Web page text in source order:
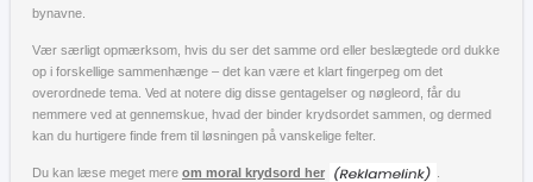
bynavne.
Vær særligt opmærksom, hvis du ser det samme ord eller beslægtede ord dukke
op i forskellige sammenhænge – det kan være et klart fingerpeg om det
overordnede tema. Ved at notere dig disse gentagelser og nøgleord, får du
nemmere ved at gennemskue, hvad der binder krydsordet sammen, og dermed
kan du hurtigere finde frem til løsningen på vanskelige felter.
Du kan læse meget mere om moral krydsord her